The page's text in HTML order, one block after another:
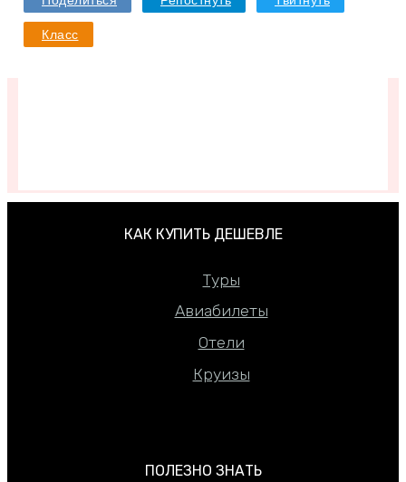
Класс
КАК КУПИТЬ ДЕШЕВЛЕ
Туры
Авиабилеты
Отели
Круизы
ПОЛЕЗНО ЗНАТЬ